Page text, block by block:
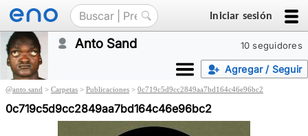
Iniciar sesión
10 seguidores
Anto Sand
Agregar / Seguir
@anto.sand > Carpetas > Publicaciones > 0c719c5d9cc2849aa7bd164c46e96bc2
0c719c5d9cc2849aa7bd164c46e96bc2